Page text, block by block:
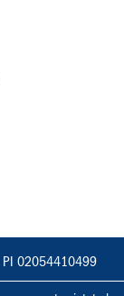
PI 02054410499